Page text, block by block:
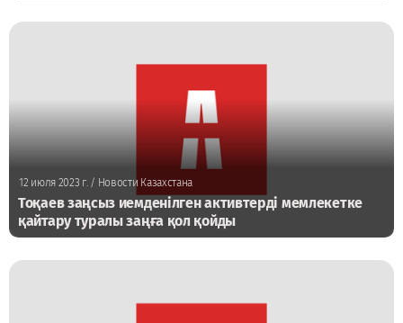
12 июля 2023 г./ Новости Казахстана
Тоқаев заңсыз иемденілген активтерді мемлекетке
қайтару туралы заңға қол қойды